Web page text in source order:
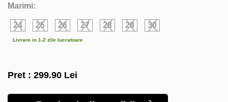
Marimi:
24 25 26 27 28 29 30
Livrare in 1-2 zile lucratoare
Pret : 299.90 Lei